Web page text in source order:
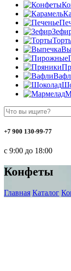
+7 900 130-99-77
с 9:00 до 18:00
Конфеты
Главная Каталог